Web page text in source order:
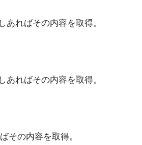
ればその内容を取得。
ればその内容を取得。
その内容を取得。